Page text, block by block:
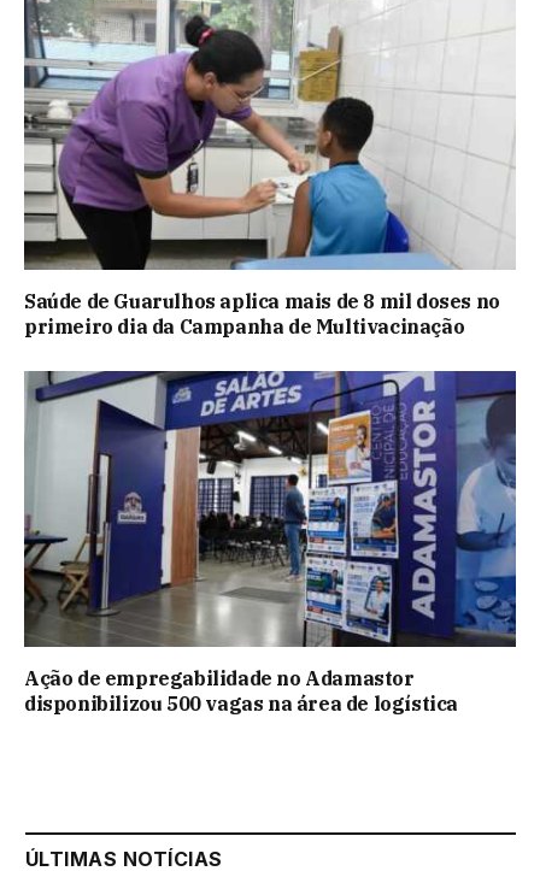
Saúde de Guarulhos aplica mais de 8 mil doses no
primeiro dia da Campanha de Multivacinação
Ação de empregabilidade no Adamastor
disponibilizou 500 vagas na área de logística
ÚLTIMAS NOTÍCIAS